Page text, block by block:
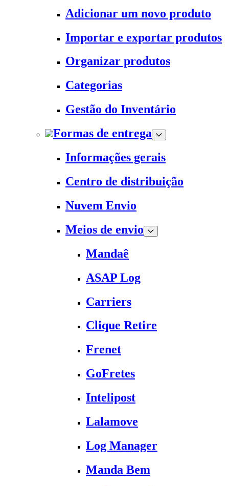
Adicionar um novo produto
Importar e exportar produtos
Organizar produtos
Categorias
Gestão do Inventário
Formas de entrega
Informações gerais
Centro de distribuição
Nuvem Envio
Meios de envio
Mandaê
ASAP Log
Carriers
Clique Retire
Frenet
GoFretes
Intelipost
Lalamove
Log Manager
Manda Bem